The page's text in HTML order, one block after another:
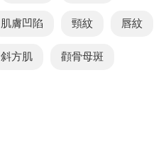
肌膚凹陷 頸紋 唇紋
斜方肌 顴骨母斑